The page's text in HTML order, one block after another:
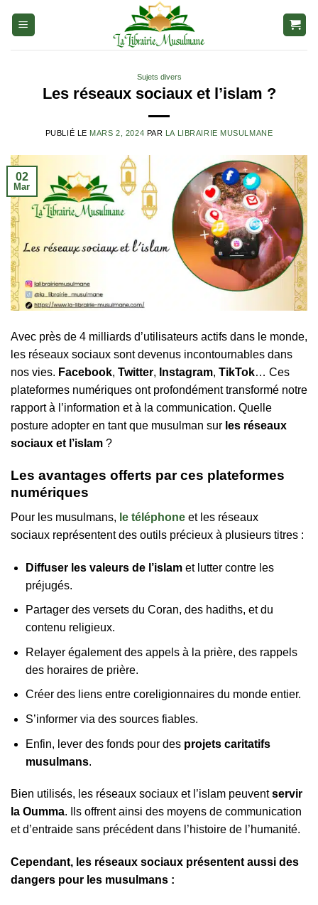
Sujets divers
Les réseaux sociaux et l’islam ?
PUBLIÉ LE MARS 2, 2024 PAR LA LIBRAIRIE MUSULMANE
02
Mar
Avec près de 4 milliards d’utilisateurs actifs dans le monde,
les réseaux sociaux sont devenus incontournables dans
nos vies. Facebook, Twitter, Instagram, TikTok… Ces
plateformes numériques ont profondément transformé notre
rapport à l’information et à la communication. Quelle
posture adopter en tant que musulman sur les réseaux
sociaux et l’islam ?
Les avantages offerts par ces plateformes
numériques
Pour les musulmans, le téléphone et les réseaux
sociaux représentent des outils précieux à plusieurs titres :
Diffuser les valeurs de l’islam et lutter contre les
préjugés.
Partager des versets du Coran, des hadiths, et du
contenu religieux.
Relayer également des appels à la prière, des rappels
des horaires de prière.
Créer des liens entre coreligionnaires du monde entier.
S’informer via des sources fiables.
Enfin, lever des fonds pour des projets caritatifs
musulmans.
Bien utilisés, les réseaux sociaux et l’islam peuventservir
la Oumma. Ils offrent ainsi des moyens de communication
et d’entraide sans précédent dans l’histoire de l’humanité.
Cependant, les réseaux sociaux présentent aussi des
dangers pour les musulmans :